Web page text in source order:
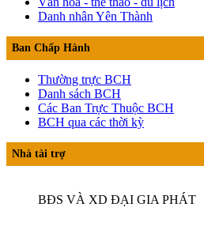
Danh nhân Yên Thành
Ban Chấp Hành
Thường trực BCH
Danh sách BCH
Các Ban Trực Thuộc BCH
BCH qua các thời kỳ
Nhà tài trợ
BĐS VÀ XD ĐẠI GIA PHÁT